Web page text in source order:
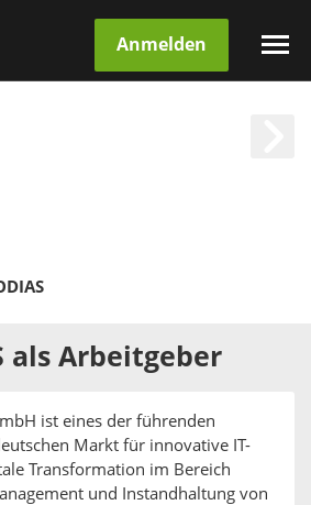
Anmelden
als Arbeitgeber
ist eines der führenden
Markt für innovative IT-
Transformation im Bereich
und Instandhaltung von